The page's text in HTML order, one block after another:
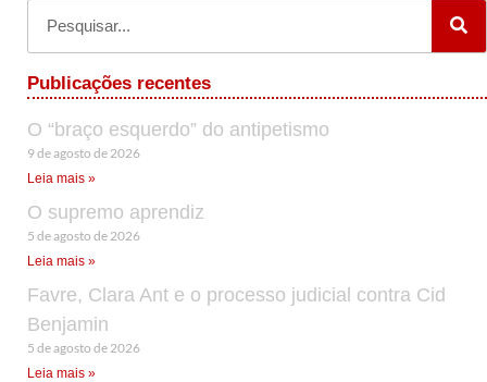
Publicações recentes
O “braço esquerdo” do antipetismo
9 de agosto de 2026
Leia mais »
O supremo aprendiz
5 de agosto de 2026
Leia mais »
Favre, Clara Ant e o processo judicial contra Cid
Benjamin
5 de agosto de 2026
Leia mais »